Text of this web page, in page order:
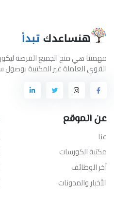
مهمتنا هي منح الجميع الفرصة
القوى العاملة غير المكتبية
عن الموقع
عنا
مكتبة الكورسات
آخر الوظائف
الأخبار والمدونات